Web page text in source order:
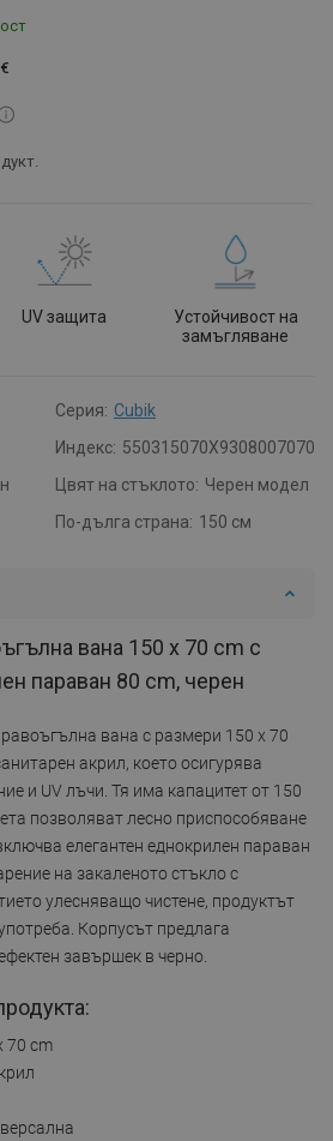
UV защита
Устойчивост на
замъгляване
Серия: Cubik
Индекс: 550315070X9308007070
Цвят на стъклото: Черен модел
По-дълга страна: 150 см
вана 150 x 70 cm с
параван 80 cm, черен
вана с размери 150 x 70
акрил, което осигурява
и UV лъчи. Тя има капацитет от 150
позволяват лесно приспособяване
елегантен еднокрилен параван
на закаленото стъкло с
улесняващо чистене, продуктът
Корпусът предлага
завършек в черно.
70 cm